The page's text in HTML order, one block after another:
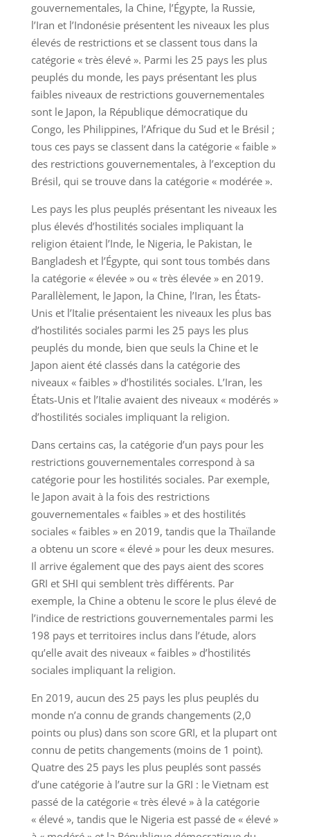
gouvernementales, la Chine, l’Égypte, la Russie,
l’Iran et l’Indonésie présentent les niveaux les plus
élevés de restrictions et se classent tous dans la
catégorie « très élevé ». Parmi les 25 pays les plus
peuplés du monde, les pays présentant les plus
faibles niveaux de restrictions gouvernementales
sont le Japon, la République démocratique du
Congo, les Philippines, l’Afrique du Sud et le Brésil ;
tous ces pays se classent dans la catégorie « faible »
des restrictions gouvernementales, à l’exception du
Brésil, qui se trouve dans la catégorie « modérée ».
Les pays les plus peuplés présentant les niveaux les
plus élevés d’hostilités sociales impliquant la
religion étaient l’Inde, le Nigeria, le Pakistan, le
Bangladesh et l’Égypte, qui sont tous tombés dans
la catégorie « élevée » ou « très élevée » en 2019.
Parallèlement, le Japon, la Chine, l’Iran, les États-
Unis et l’Italie présentaient les niveaux les plus bas
d’hostilités sociales parmi les 25 pays les plus
peuplés du monde, bien que seuls la Chine et le
Japon aient été classés dans la catégorie des
niveaux « faibles » d’hostilités sociales. L’Iran, les
États-Unis et l’Italie avaient des niveaux « modérés »
d’hostilités sociales impliquant la religion.
Dans certains cas, la catégorie d’un pays pour les
restrictions gouvernementales correspond à sa
catégorie pour les hostilités sociales. Par exemple,
le Japon avait à la fois des restrictions
gouvernementales « faibles » et des hostilités
sociales « faibles » en 2019, tandis que la Thaïlande
a obtenu un score « élevé » pour les deux mesures.
Il arrive également que des pays aient des scores
GRI et SHI qui semblent très différents. Par
exemple, la Chine a obtenu le score le plus élevé de
l’indice de restrictions gouvernementales parmi les
198 pays et territoires inclus dans l’étude, alors
qu’elle avait des niveaux « faibles » d’hostilités
sociales impliquant la religion.
En 2019, aucun des 25 pays les plus peuplés du
monde n’a connu de grands changements (2,0
points ou plus) dans son score GRI, et la plupart ont
connu de petits changements (moins de 1 point).
Quatre des 25 pays les plus peuplés sont passés
d’une catégorie à l’autre sur la GRI : le Vietnam est
passé de la catégorie « très élevé » à la catégorie
« élevé », tandis que le Nigeria est passé de « élevé »